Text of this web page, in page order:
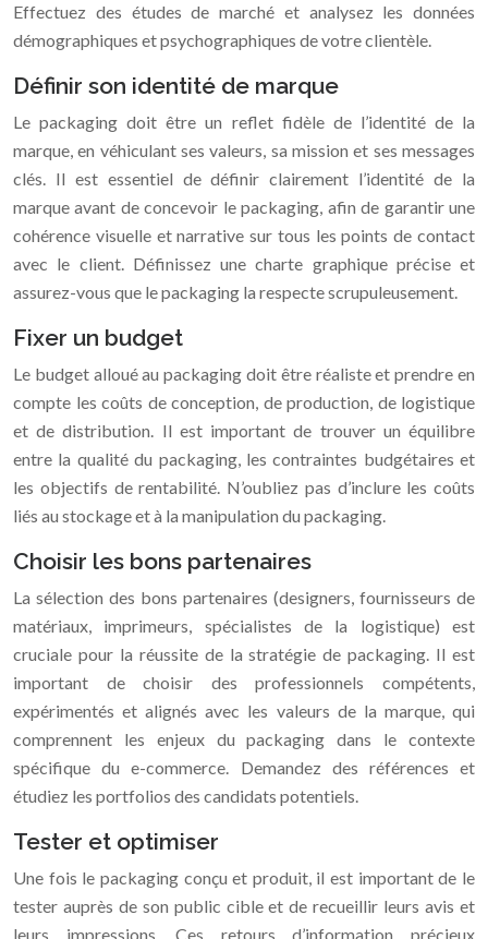
Effectuez des études de marché et analysez les données
démographiques et psychographiques de votre clientèle.
Définir son identité de marque
Le packaging doit être un reflet fidèle de l’identité de la
marque, en véhiculant ses valeurs, sa mission et ses messages
clés. Il est essentiel de définir clairement l’identité de la
marque avant de concevoir le packaging, afin de garantir une
cohérence visuelle et narrative sur tous les points de contact
avec le client. Définissez une charte graphique précise et
assurez-vous que le packaging la respecte scrupuleusement.
Fixer un budget
Le budget alloué au packaging doit être réaliste et prendre en
compte les coûts de conception, de production, de logistique
et de distribution. Il est important de trouver un équilibre
entre la qualité du packaging, les contraintes budgétaires et
les objectifs de rentabilité. N’oubliez pas d’inclure les coûts
liés au stockage et à la manipulation du packaging.
Choisir les bons partenaires
La sélection des bons partenaires (designers, fournisseurs de
matériaux, imprimeurs, spécialistes de la logistique) est
cruciale pour la réussite de la stratégie de packaging. Il est
important de choisir des professionnels compétents,
expérimentés et alignés avec les valeurs de la marque, qui
comprennent les enjeux du packaging dans le contexte
spécifique du e-commerce. Demandez des références et
étudiez les portfolios des candidats potentiels.
Tester et optimiser
Une fois le packaging conçu et produit, il est important de le
tester auprès de son public cible et de recueillir leurs avis et
leurs impressions. Ces retours d’information précieux